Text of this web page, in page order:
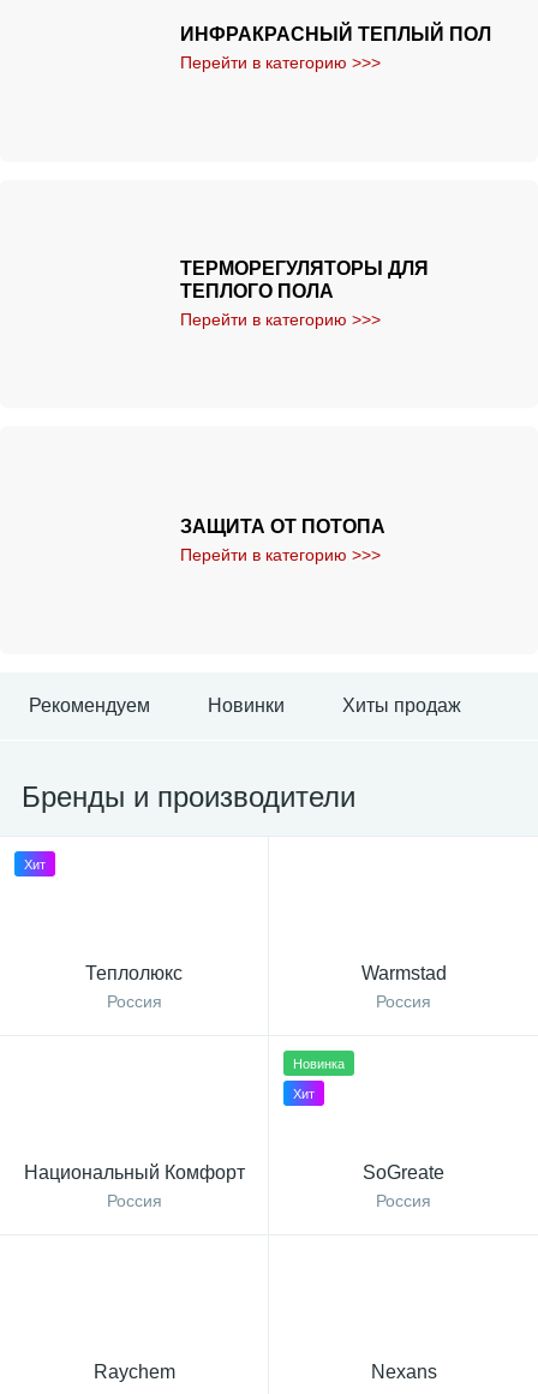
ИНФРАКРАСНЫЙ ТЕПЛЫЙ ПОЛ
Перейти в категорию >>>
ТЕРМОРЕГУЛЯТОРЫ ДЛЯ
ТЕПЛОГО ПОЛА
Перейти в категорию >>>
ЗАЩИТА ОТ ПОТОПА
Перейти в категорию >>>
Рекомендуем Новинки Хиты продаж
Бренды и производители
Хит
Теплолюкс
Россия
Warmstad
Россия
Национальный Комфорт
Россия
Новинка
Хит
SoGreate
Россия
Raychem Nexans